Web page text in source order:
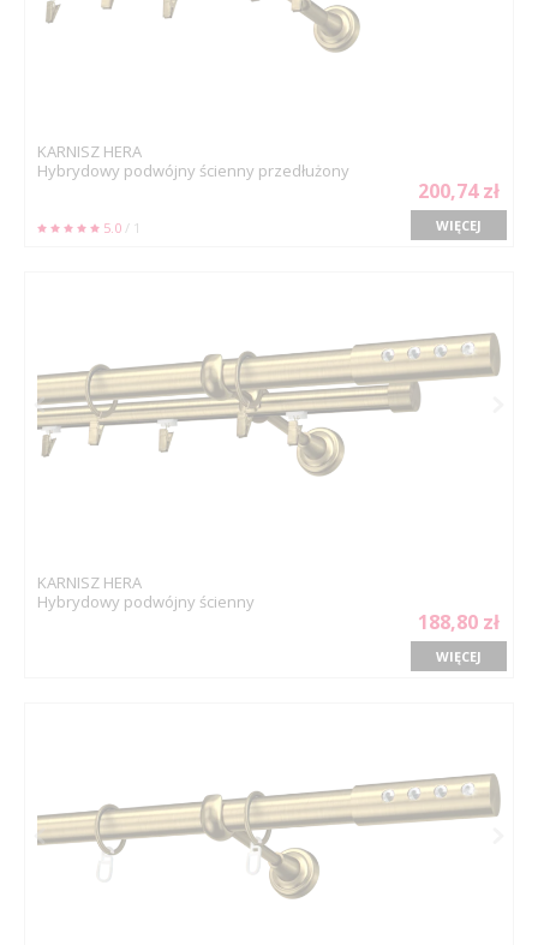
KARNISZ HERA
Hybrydowy podwójny ścienny przedłużony
5.0 / 1
200,74 zł
WIĘCEJ
KARNISZ HERA
Hybrydowy podwójny ścienny
188,80 zł
WIĘCEJ